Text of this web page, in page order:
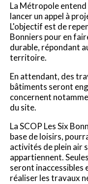
La Métropole
lancer un appel à
L'objectif est de
Bonniers pour en
durable, répondant
territoire.
En attendant, des
bâtiments seront
concernent
du site.
La SCOP Les Six
base de loisirs,
activités de plein air
appartiennent.
seront inaccessibles
réaliser les travaux